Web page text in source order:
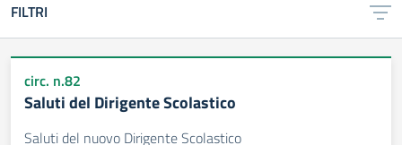
FILTRI
circ. n.82
Saluti del Dirigente Scolastico
Saluti del nuovo Dirigente Scolastico